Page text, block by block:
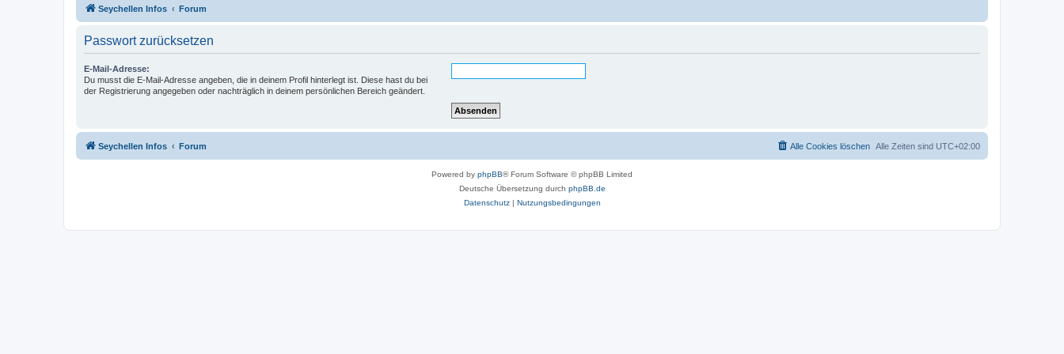
Seychellen Infos Forum
Passwort zurücksetzen
E-Mail-Adresse:
Du musst die E-Mail-Adresse angeben, die in deinem Profil hinterlegt ist. Diese hast du bei
der Registrierung angegeben oder nachträglich in deinem persönlichen Bereich geändert.
Seychellen Infos Forum Alle Zeiten sind UTC+02:00
Alle Cookies löschen
Powered by phpBB® Forum Software © phpBB Limited
Deutsche Übersetzung durch phpBB.de
Datenschutz| Nutzungsbedingungen